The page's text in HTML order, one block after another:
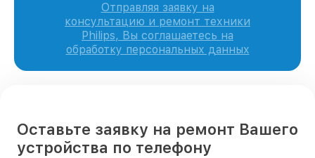
Отправляя заявку на
консультацию и ремонт техники
Philips, Вы соглашаетесь на
обработку персональных данных
Оставьте заявку на ремонт Вашего
устройства по телефону